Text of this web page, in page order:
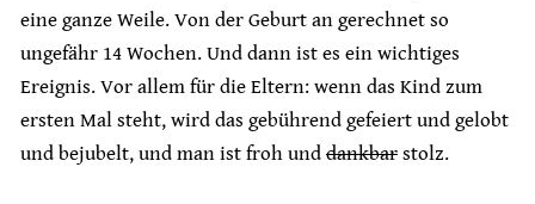
eine ganze Weile. Von der Geburt an gerechnet so
ungefähr 14 Wochen. Und dann ist es ein wichtiges
Ereignis. Vor allem für die Eltern: wenn das Kind zum
ersten Mal steht, wird das gebührend gefeiert und gelobt
und bejubelt, und man ist froh und dankbar stolz.